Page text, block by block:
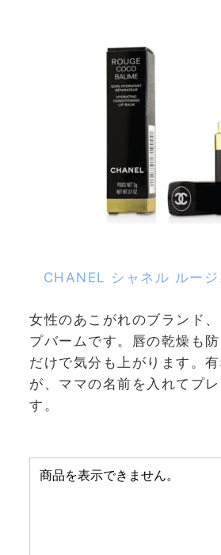
CHANEL シャネル ルー
女性のあこがれのブランド
プバームです。唇の乾燥も
だけで気分も上がります。
が、ママの名前を入れてプ
す。